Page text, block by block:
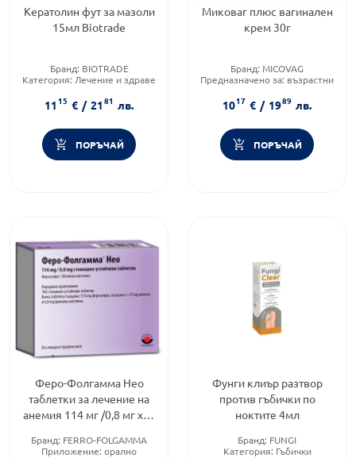
Кератолин фут за мазоли
15мл Biotrade
Бранд: BIOTRADE
Категория: Лечение и здраве
KERATOLIN
1115 € / 2181 лв.
ПОРЪЧАЙ
Миковаг плюс вагинален
крем 30г
Бранд: MICOVAG
Предназначено за: възрастни
1017 € / 1989 лв.
ПОРЪЧАЙ
Феро-Фолгамма Нео
таблетки за лечение на
анемия 114 мг /0,8 мг x50
Бранд: FERRO-FOLGAMMA
Приложение: орално
Фунги клиър разтвор
против гъбички по
ноктите 4мл
Бранд: FUNGI
Категория: Гъбички